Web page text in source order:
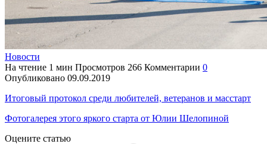
Новости
На чтение 1 мин Просмотров 266 Комментарии 0
Опубликовано 09.09.2019
Итоговый протокол среди любителей, ветеранов и масстарт
Фотогалерея этого яркого старта от Юлии Шелопиной
Оцените статью